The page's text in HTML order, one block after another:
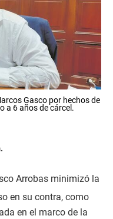
Gasco por hechos de
a 6 años de cárcel.
Arrobas minimizó la
en su contra, como
en el marco de la